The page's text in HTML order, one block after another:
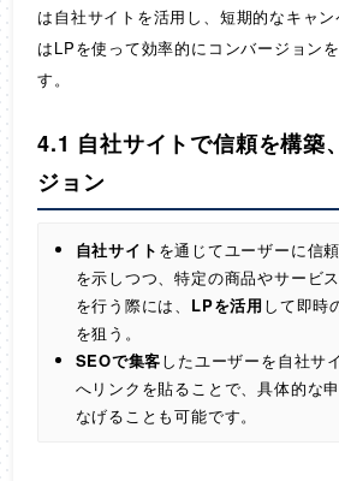
は自社サイトを活用し、短期的なキャ
はLPを使って効率的にコンバージョン
す。
4.1 自社サイトで信頼を構築
ジョン
自社サイト を通じてユーザーに信
を示しつつ、特定の商品やサービ
を行う際には、 LPを活用 して即時
を狙う。
SEOで集客したユーザーを自社サ
へリンクを貼ることで、具体的な
なげることも可能です。